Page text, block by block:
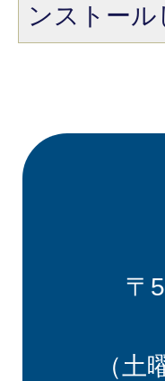
ンストール
〒
（